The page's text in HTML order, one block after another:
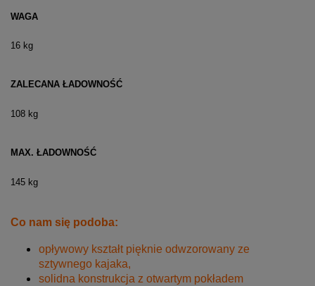
WAGA
16 kg
ZALECANA ŁADOWNOŚĆ
108 kg
MAX. ŁADOWNOŚĆ
145 kg
Co nam się podoba:
opływowy kształt pięknie odwzorowany ze
sztywnego kajaka,
solidna konstrukcja z otwartym pokładem